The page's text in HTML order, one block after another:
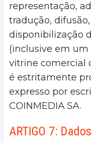
representação,
tradução,
disponibilização
(inclusive em um
vitrine comercial
é estritamente
expresso por
COINMEDIA SA.
ARTIGO 7: